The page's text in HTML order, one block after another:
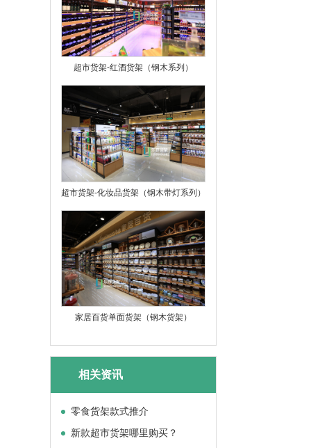
超市货架-红酒货架（钢木系列）
超市货架-化妆品货架（钢木带灯系列）
家居百货单面货架（钢木货架）
相关资讯
零食货架款式推介
新款超市货架哪里购买？